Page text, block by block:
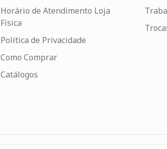
Horário de Atendimento Loja
Física
Política de Privacidade
Como Comprar
Catálogos